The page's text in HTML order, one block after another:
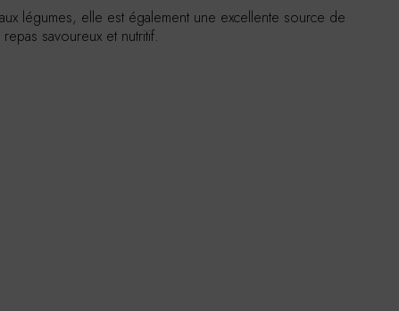
légumes, elle est également une excellente source de
savoureux et nutritif.